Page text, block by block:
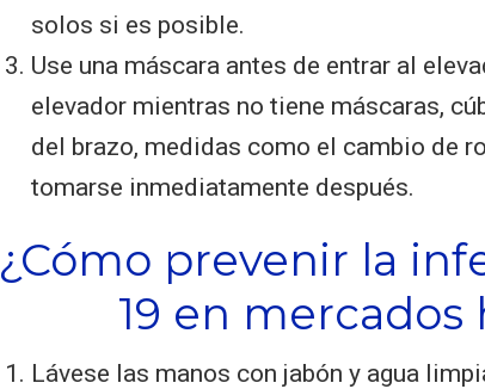
solos si es posible.
Use una máscara antes de entrar al
elevador mientras no tiene máscaras,
del brazo, medidas como el cambio de
tomarse inmediatamente después.
¿Cómo prevenir la
19 en mercados
Lávese las manos con jabón y agua